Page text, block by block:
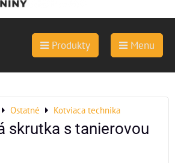
Produkty Menu
Ostatné Kotviaca technika
skrutka s tanierovou